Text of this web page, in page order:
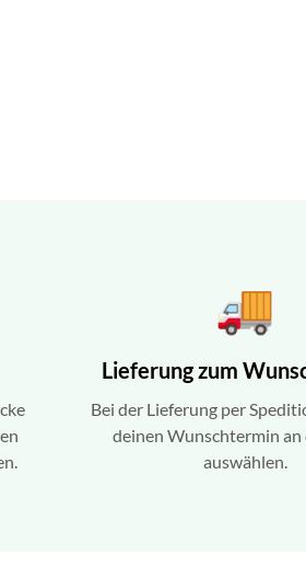
Lieferung zum
Bei der Lieferung per
deinen Wunschtermin an
auswählen.